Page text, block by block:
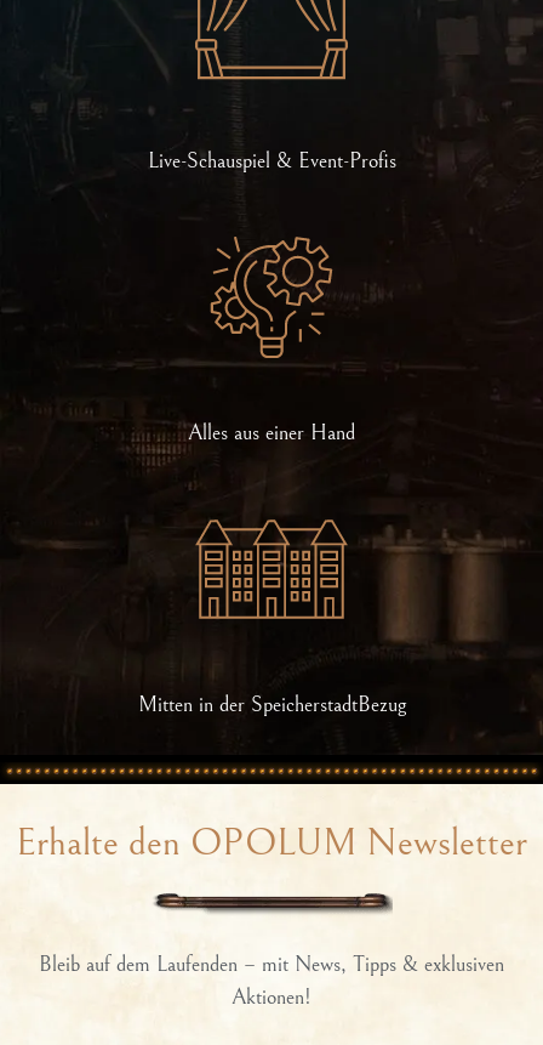
Live-Schauspiel & Event-Profis
Alles aus einer Hand
Mitten in der SpeicherstadtBezug
Erhalte den OPOLUM Newsletter
Bleib auf dem Laufenden – mit News, Tipps & exklusiven
Aktionen!